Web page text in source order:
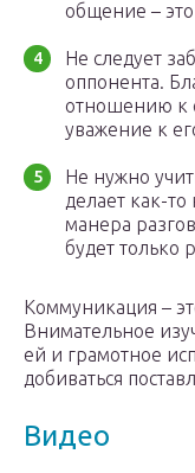
общение – это
Не следует
оппонента.
отношению к
уважение к
Не нужно
делает как-
манера
будет только
Коммуникация –
Внимательное
ей и грамотное
добиваться
Видео